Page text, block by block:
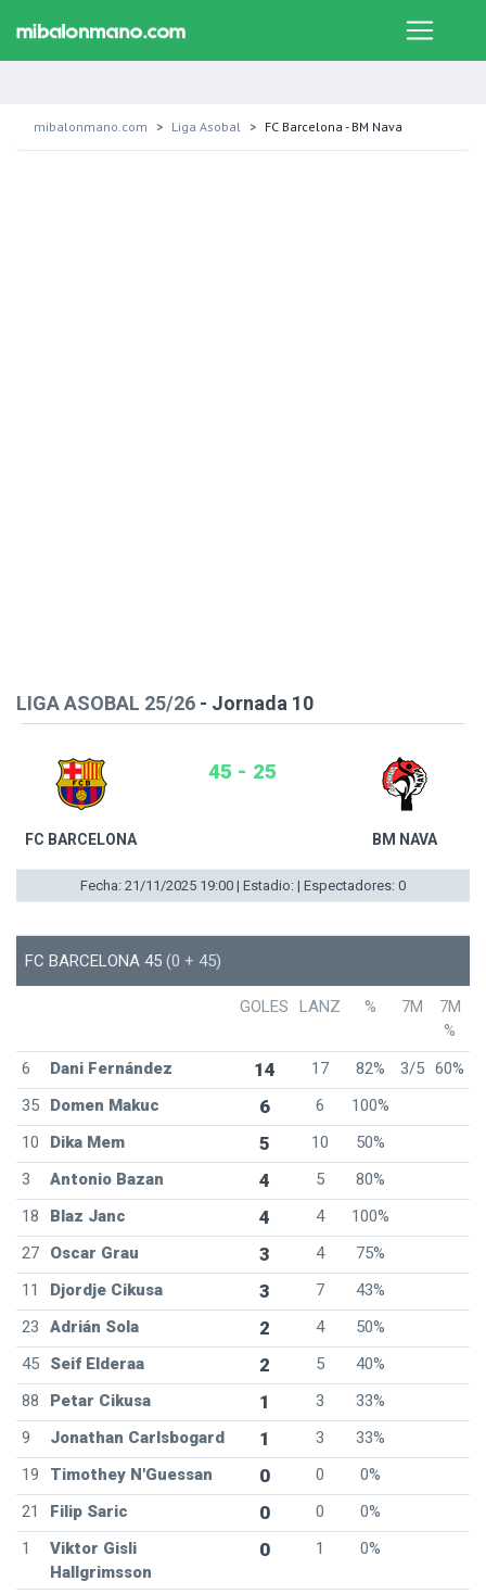
mibalonmano.com Liga Asobal FC Barcelona - BM Nava
LIGA ASOBAL 25/26 - Jornada 10
FC BARCELONA
45 - 25
BM NAVA
Fecha: 21/11/2025 19:00 | Estadio: | Espectadores: 0
FC BARCELONA 45 (0 + 45)
GOLES LANZ % 7M
7M
%
6
Dani Fernández 14 17 82% 3/5 60%
35
Domen Makuc 6 6
100%
10
Dika Mem 5 10
50%
3
Antonio Bazan 4 5
80%
18
Blaz Janc 4 4
100%
27
Oscar Grau 3 4
75%
11
Djordje Cikusa 3 7
43%
23
Adrián Sola 2 4
50%
45
Seif Elderaa 2 5
40%
88
Petar Cikusa 1 3
33%
9
Jonathan Carlsbogard 1 3
33%
19
Timothey N'Guessan 0 0
0%
21
Filip Saric 0 0
0%
1
Viktor Gisli
Hallgrimsson
0 1 0%